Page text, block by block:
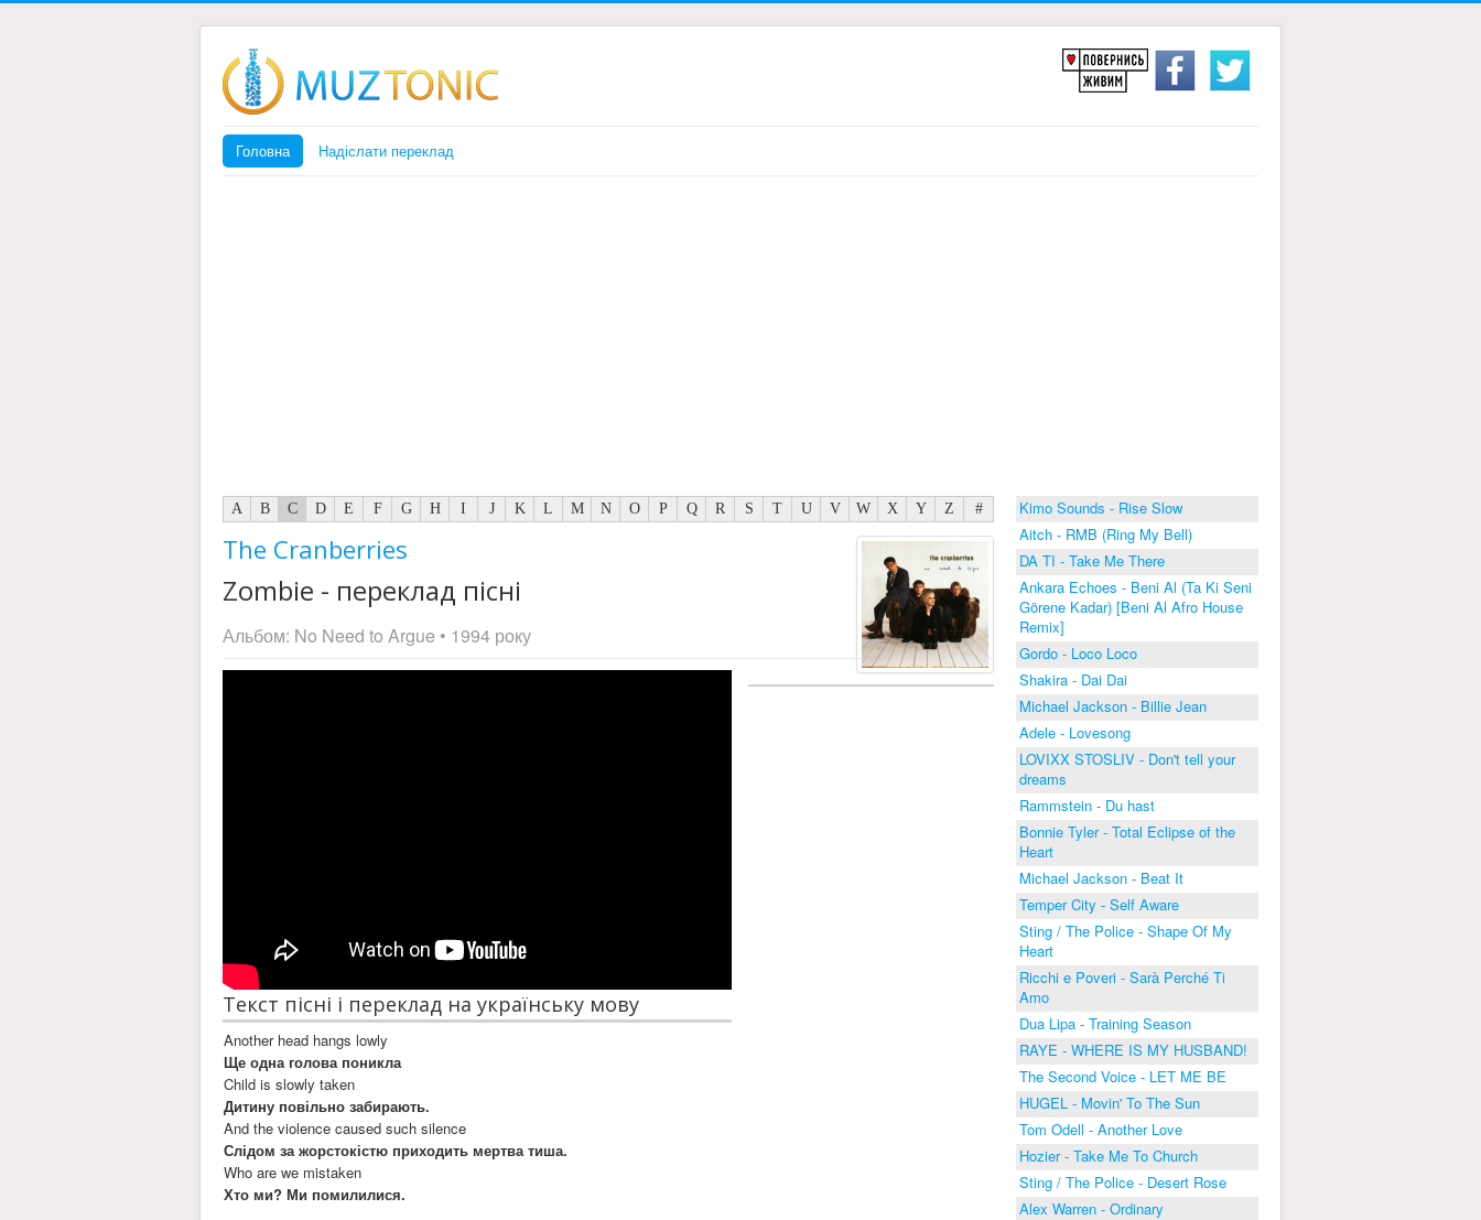
Головна Надіслати переклад
A B C D E F G H I J K L M N O P Q R S T U V W X Y Z #
The Cranberries
Zombie - переклад пісні
Альбом: No Need to Argue • 1994 року
Текст пісні і переклад на українську мову
Another head hangs lowly
Ще одна голова поникла
Child is slowly taken
Дитину повільно забирають.
And the violence caused such silence
Слідом за жорстокістю приходить мертва тиша.
Who are we mistaken
Хто ми? Ми помилилися.
Kimo Sounds - Rise Slow
Aitch - RMB (Ring My Bell)
DA TI - Take Me There
Ankara Echoes - Beni Al (Ta Ki Seni
Görene Kadar) [Beni Al Afro House
Remix]
Gordo - Loco Loco
Shakira - Dai Dai
Michael Jackson - Billie Jean
Adele - Lovesong
LOVIXX STOSLIV - Don't tell your
dreams
Rammstein - Du hast
Bonnie Tyler - Total Eclipse of the
Heart
Michael Jackson - Beat It
Temper City - Self Aware
Sting / The Police - Shape Of My
Heart
Ricchi e Poveri - Sarà Perché Ti
Amo
Dua Lipa - Training Season
RAYE - WHERE IS MY HUSBAND!
The Second Voice - LET ME BE
HUGEL - Movin' To The Sun
Tom Odell - Another Love
Hozier - Take Me To Church
Sting / The Police - Desert Rose
Alex Warren - Ordinary